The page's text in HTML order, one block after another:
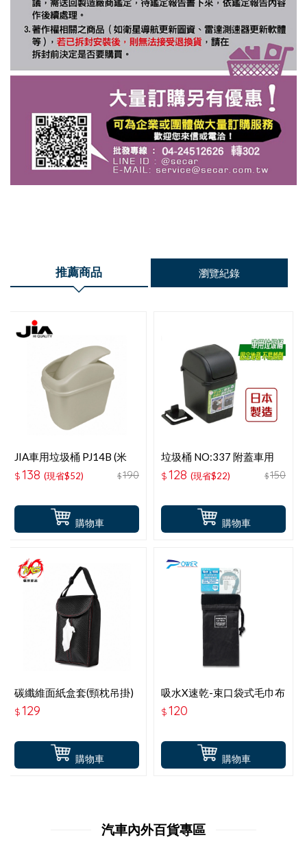
推薦商品 瀏覽紀錄
購物車
JIA車用垃圾桶 PJ14B (米
色)
$138 (現省$52) $190
購物車
垃圾桶 NO:337 附蓋車用
$128 (現省$22) $150
購物車
碳纖維面紙盒套(頸枕吊掛)
PNS-FC002C
$129
購物車
吸水X速乾-束口袋式毛巾布
摺疊傘收納袋-黑 PW-84
$120
汽車內外百貨專區